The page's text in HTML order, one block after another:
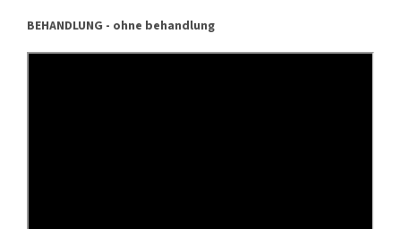
BEHANDLUNG - ohne behandlung